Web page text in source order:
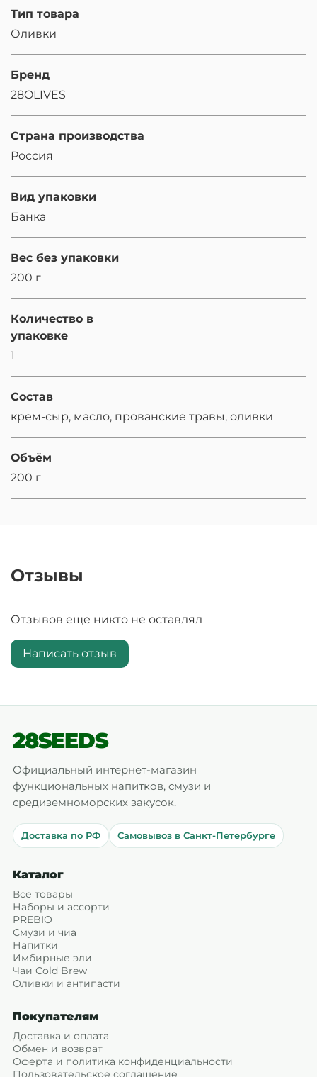
Тип товара
Оливки
Бренд
28OLIVES
Страна производства
Россия
Вид упаковки
Банка
Вес без упаковки
200 г
Количество в
упаковке
1
Состав
крем-сыр, масло, прованские травы, оливки
Объём
200 г
Отзывы
Отзывов еще никто не оставлял
Написать отзыв
28SEEDS
Официальный интернет-магазин
функциональных напитков, смузи и
средиземноморских закусок.
Доставка по РФ Самовывоз в Санкт-Петербурге
Каталог
Все товары
Наборы и ассорти
PREBIO
Смузи и чиа
Напитки
Имбирные эли
Чаи Cold Brew
Оливки и антипасти
Покупателям
Доставка и оплата
Обмен и возврат
Оферта и политика конфиденциальности
Пользовательское соглашение